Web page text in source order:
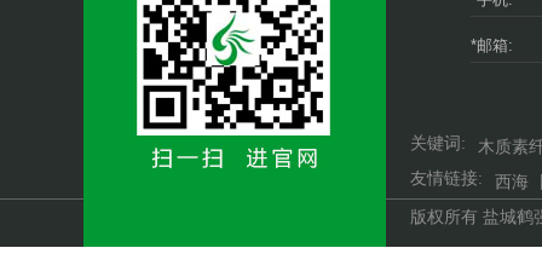
关键词:
木质素
友情链接:
西海
版权所有 盐城鹤